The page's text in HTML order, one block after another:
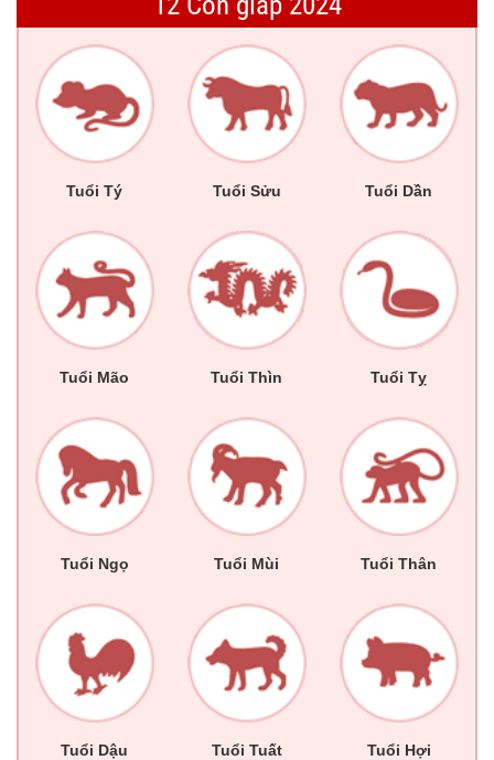
Tuổi Tý Tuổi Sửu Tuổi Dần
Tuổi Mão Tuổi Thìn Tuổi Tỵ
Tuổi Ngọ Tuổi Mùi Tuổi Thân
Tuổi Dậu Tuổi Tuất Tuổi Hợi